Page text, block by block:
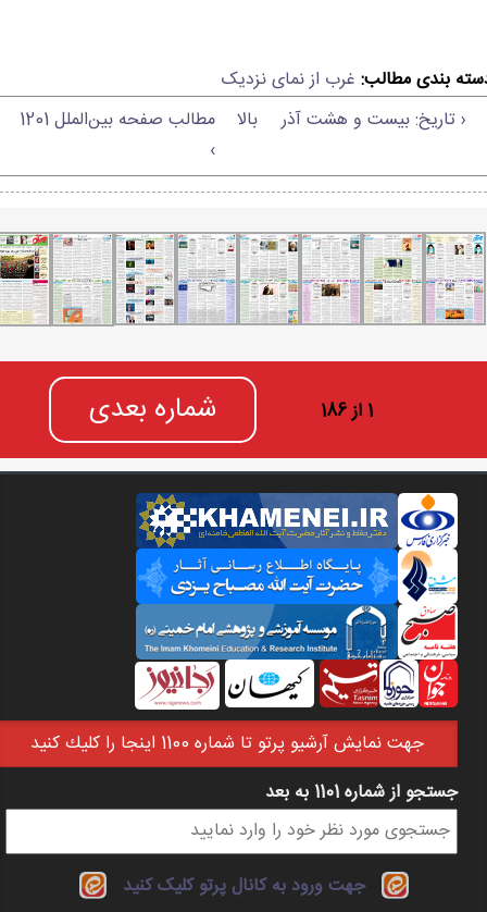
بندی مطالب: غرب از نمای نزدیک
‹ تاریخ: بیست و هشت آذر
بالا
مطالب صفحه بین‌الملل 1201
›
1 از 186 شماره بعدی
جهت نمايش آرشيو پرتو تا شماره 1100 اينجا را كليك كنيد
فرم جستجو
جستجو از شماره 1101 به بعد
جهت ورود به کانال پرتو کلیک کنید